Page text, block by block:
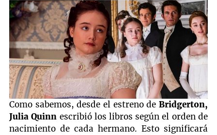
Como sabemos, desde el estreno de Bridgerton,
Julia Quinn escribió los libros según el orden de
nacimiento de cada hermano. Esto significará